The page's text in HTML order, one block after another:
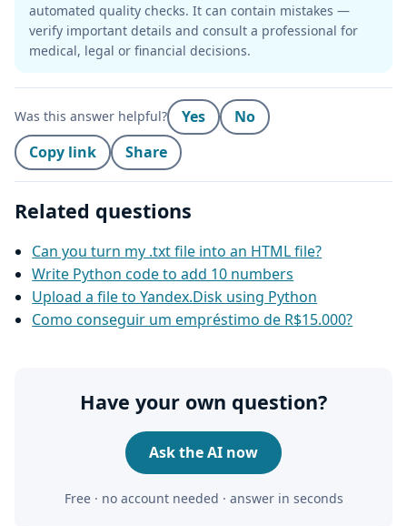
automated quality checks. It can contain mistakes —
verify important details and consult a professional for
medical, legal or financial decisions.
Was this answer helpful? Yes
No
Copy link
Share
Related questions
Can you turn my .txt file into an HTML file?
Write Python code to add 10 numbers
Upload a file to Yandex.Disk using Python
Como conseguir um empréstimo de R$15.000?
Have your own question?
Ask the AI now
Free · no account needed · answer in seconds